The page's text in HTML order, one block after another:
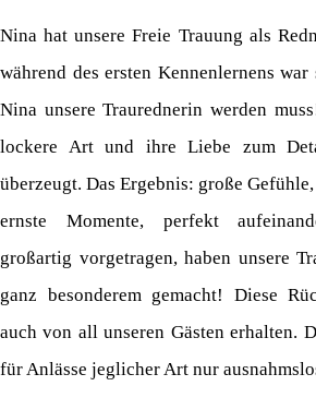
Nina hat unsere Freie Trauung als
während des ersten Kennenlernens
Nina unsere Traurednerin werden
lockere Art und ihre Liebe zum
überzeugt. Das Ergebnis: große
ernste Momente, perfekt
großartig vorgetragen, haben unsere
ganz besonderem gemacht! Diese
auch von all unseren Gästen erhalten.
für Anlässe jeglicher Art nur